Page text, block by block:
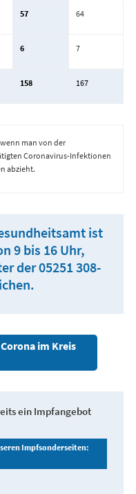
57 64
6 7
158 167
man von der
Coronavirus-Infektionen
abzieht.
ist
9 bis 16 Uhr,
der 05251 308-
im Kreis
ein Impfangebot
Impfsonderseiten: